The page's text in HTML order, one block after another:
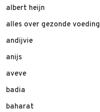
albert heijn
alles over gezonde voeding
andijvie
anijs
aveve
badia
baharat